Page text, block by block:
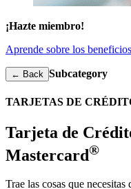
¡Hazte miembro!
Aprende sobre los
← Back Subcategory
TARJETAS DE
Tarjeta de
Mastercard®
Trae las cosas que